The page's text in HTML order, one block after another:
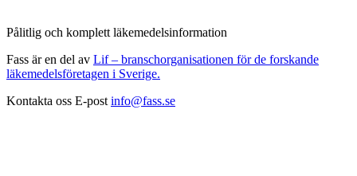
Pålitlig och komplett läkemedelsinformation
Fass är en del av Lif – branschorganisationen för de forskande
läkemedelsföretagen i Sverige.
Kontakta oss E-post info@fass.se